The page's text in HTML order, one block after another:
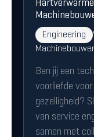
Engineering
Ben jij een
voorliefde
gezelligheid?
van service
samen met